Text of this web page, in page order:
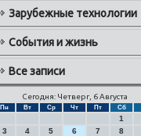
Зарубежные технологии
События и жизнь
Все записи
Сегодня: Четверг, 6 Августа
Пн Вт Ср Чт Пт Сб
1
3
4 5 6 7 8